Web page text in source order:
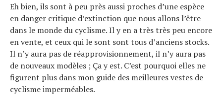
Eh bien, ils sont à peu près aussi proches d’une espèce
en danger critique d’extinction que nous allons l’être
dans le monde du cyclisme. Il y en a très très peu encore
en vente, et ceux qui le sont sont tous d’anciens stocks.
Il n’y aura pas de réapprovisionnement, il n’y aura pas
de nouveaux modèles ; Ça y est. C’est pourquoi elles ne
figurent plus dans mon guide des meilleures vestes de
cyclisme imperméables.